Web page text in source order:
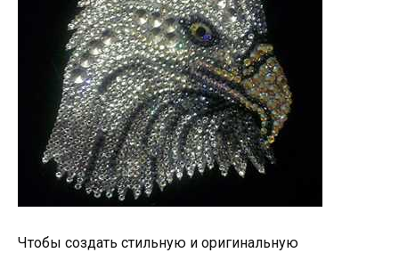
Чтобы создать стильную и оригинальную